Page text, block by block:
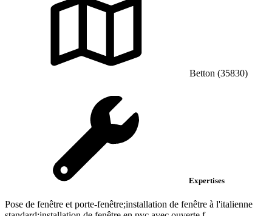
Betton (35830)
Expertises
Pose de fenêtre et porte-fenêtre;installation de fenêtre à l'italienne